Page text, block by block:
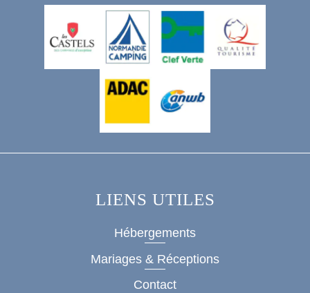
LIENS UTILES
Hébergements
Mariages & Réceptions
Contact